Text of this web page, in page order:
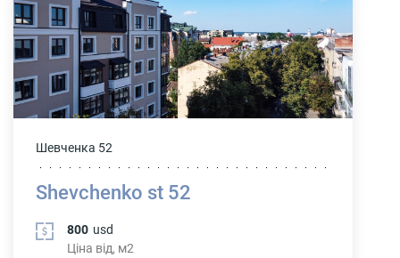
Шевченка 52
Shevchenko st 52
800 usd
Ціна від, м2